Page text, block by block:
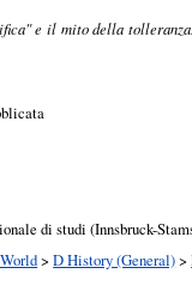
e il mito della tolleranza.
di studi (Innsbruck-
>D History (General)>